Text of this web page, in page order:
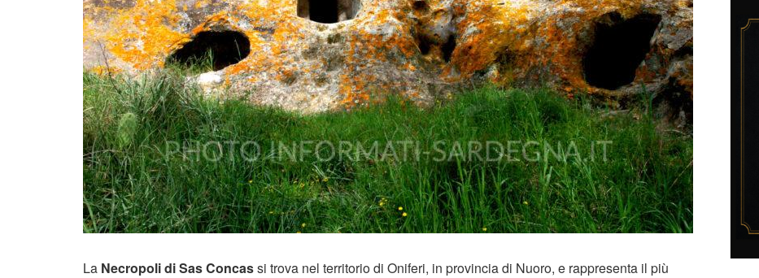
La Necropoli di Sas Concassi trova nel territorio di Oniferi, in provincia di Nuoro, e rappresenta il più